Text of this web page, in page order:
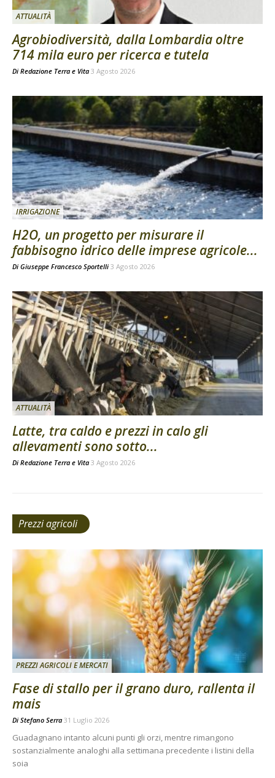
ATTUALITÀ
Agrobiodiversità, dalla Lombardia oltre
714 mila euro per ricerca e tutela
Di Redazione Terra e Vita 3 Agosto 2026
IRRIGAZIONE
H2O, un progetto per misurare il
fabbisogno idrico delle imprese agricole...
Di Giuseppe Francesco Sportelli 3 Agosto 2026
ATTUALITÀ
Latte, tra caldo e prezzi in calo gli
allevamenti sono sotto...
Di Redazione Terra e Vita 3 Agosto 2026
Prezzi agricoli
PREZZI AGRICOLI E MERCATI
Fase di stallo per il grano duro, rallenta il
mais
Di Stefano Serra 31 Luglio 2026
Guadagnano intanto alcuni punti gli orzi, mentre rimangono
sostanzialmente analoghi alla settimana precedente i listini della
soia